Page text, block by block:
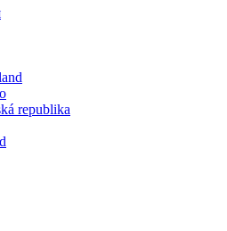
republika